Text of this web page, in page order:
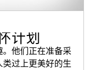
计划
他们正在准备采
过上更美好的生